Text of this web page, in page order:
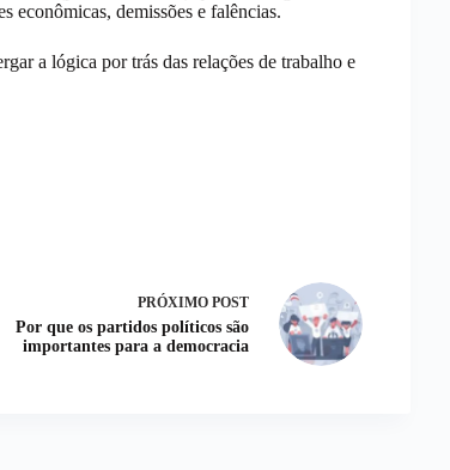
econômicas, demissões e falências.
a lógica por trás das relações de trabalho e
PRÓXIMO POST
Por que os partidos políticos são
importantes para a democracia